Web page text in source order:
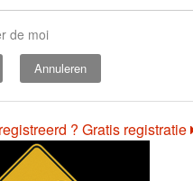
de moi
Annuleren
? Gratis registratie